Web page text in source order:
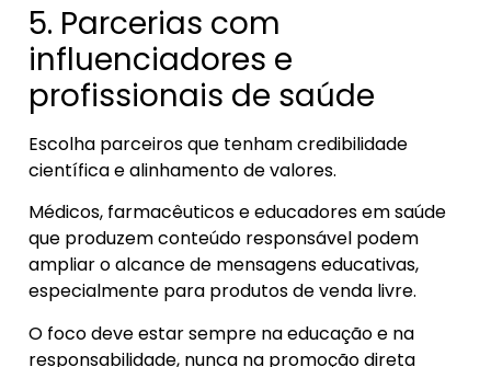
5. Parcerias com
influenciadores e
profissionais de saúde
Escolha parceiros que tenham credibilidade
científica e alinhamento de valores.
Médicos, farmacêuticos e educadores em saúde
que produzem conteúdo responsável podem
ampliar o alcance de mensagens educativas,
especialmente para produtos de venda livre.
O foco deve estar sempre na educação e na
responsabilidade, nunca na promoção direta